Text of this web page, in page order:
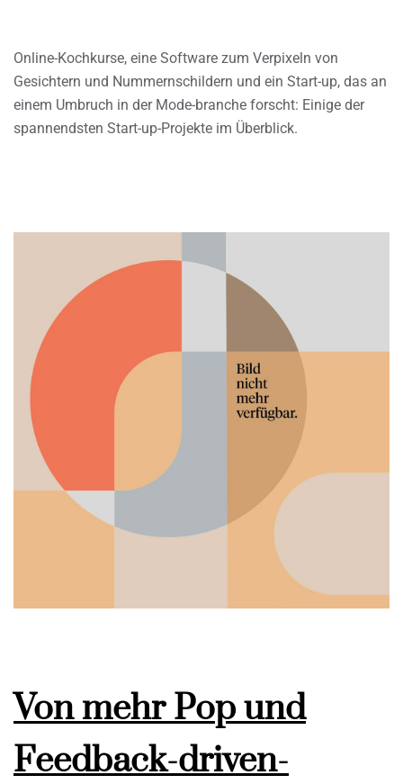
Online-Kochkurse, eine Software zum Verpixeln von
Gesichtern und Nummernschildern und ein Start-up, das an
einem Umbruch in der Mode-branche forscht: Einige der
spannendsten Start-up-Projekte im Überblick.
Von mehr Pop und
Feedback-driven-